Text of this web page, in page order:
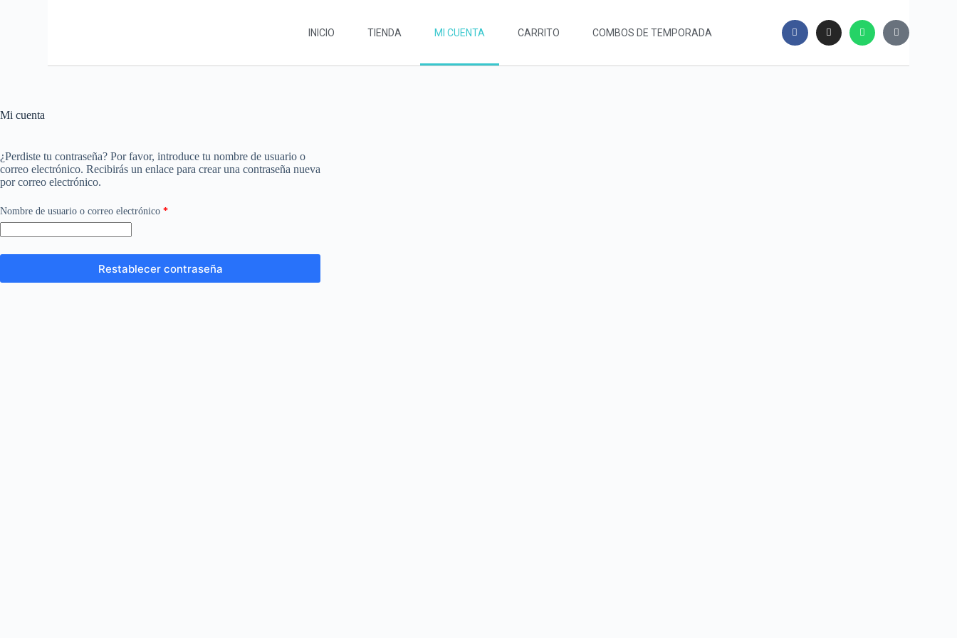
INICIO TIENDA MI CUENTA CARRITO COMBOS DE TEMPORADA
Mi cuenta
¿Perdiste tu contraseña? Por favor, introduce tu nombre de usuario o
correo electrónico. Recibirás un enlace para crear una contraseña nueva
por correo electrónico.
Nombre de usuario o correo electrónico *
Restablecer contraseña